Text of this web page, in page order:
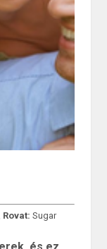
Rovat: Sugar